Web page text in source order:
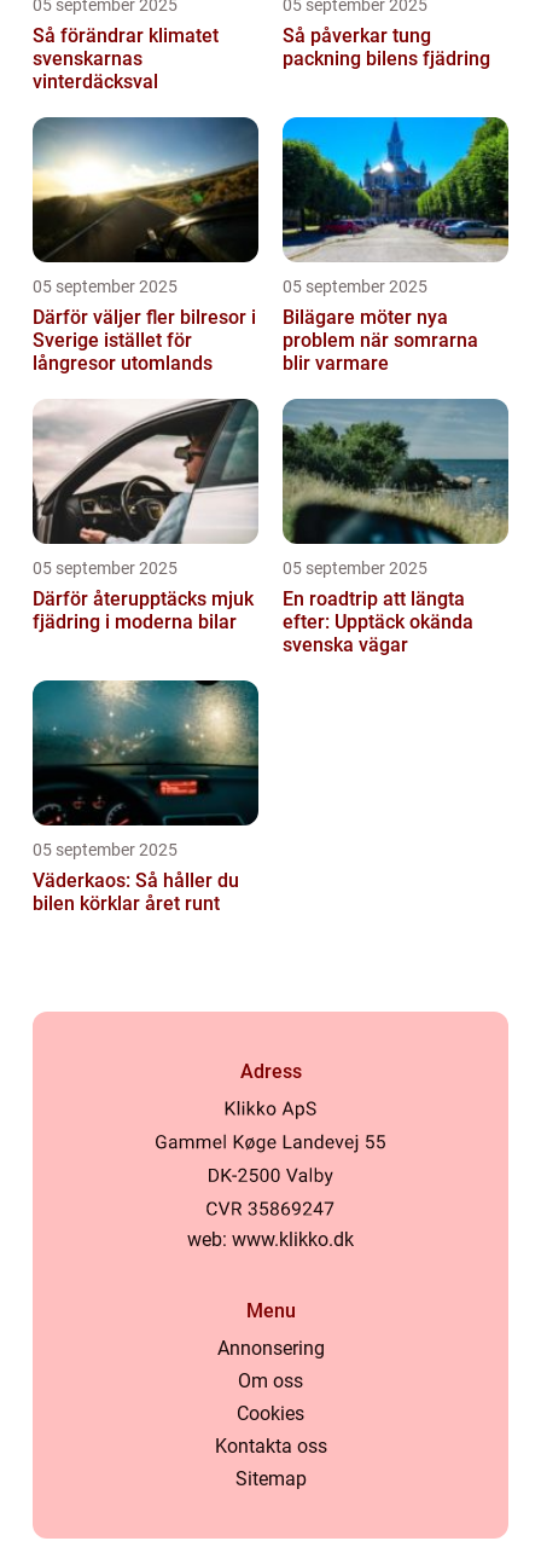
05 september 2025
Så förändrar klimatet
svenskarnas
vinterdäcksval
05 september 2025
Så påverkar tung
packning bilens fjädring
05 september 2025
Därför väljer fler bilresor i
Sverige istället för
långresor utomlands
05 september 2025
Bilägare möter nya
problem när somrarna
blir varmare
05 september 2025
Därför återupptäcks mjuk
fjädring i moderna bilar
05 september 2025
En roadtrip att längta
efter: Upptäck okända
svenska vägar
05 september 2025
Väderkaos: Så håller du
bilen körklar året runt
Adress
web: www.klikko.dk
Menu
Annonsering
Om oss
Cookies
Kontakta oss
Sitemap